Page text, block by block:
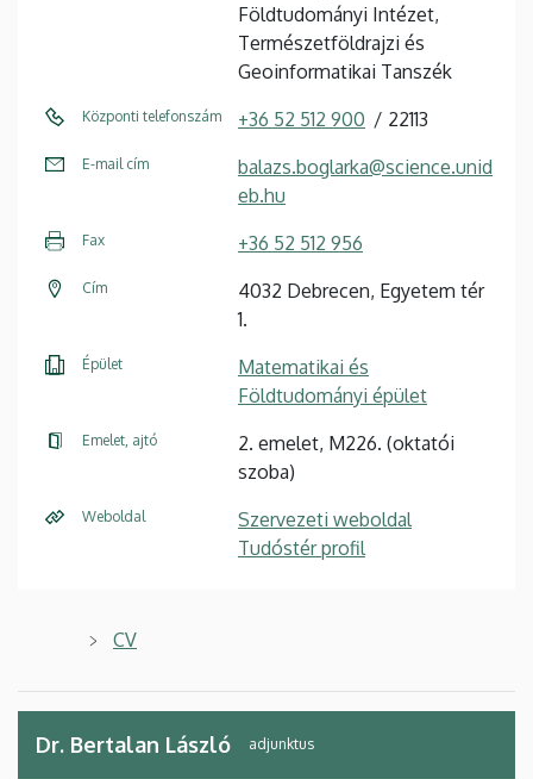
Földtudományi Intézet,
Természetföldrajzi és
Geoinformatikai Tanszék
Központi telefonszám +36 52 512 900 22113
E-mail cím
balazs.boglarka@science.unid
eb.hu
Fax +36 52 512 956
Cím
4032 Debrecen, Egyetem tér
1.
Épület
Matematikai és
Földtudományi épület
Emelet, ajtó
2. emelet, M226. (oktatói
szoba)
Weboldal
Szervezeti weboldal
Tudóstér profil
CV
Dr. Bertalan László adjunktus